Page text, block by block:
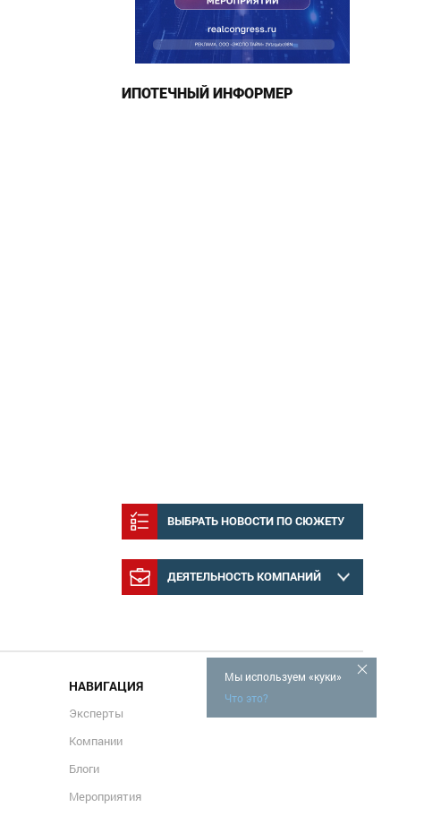
ИПОТЕЧНЫЙ ИНФОРМЕР
ВЫБРАТЬ НОВОСТИ ПО СЮЖЕТУ
ДЕЯТЕЛЬНОСТЬ КОМПАНИЙ
Мы используем «куки»
Что это?
НАВИГАЦИЯ
Эксперты
Компании
Блоги
Мероприятия